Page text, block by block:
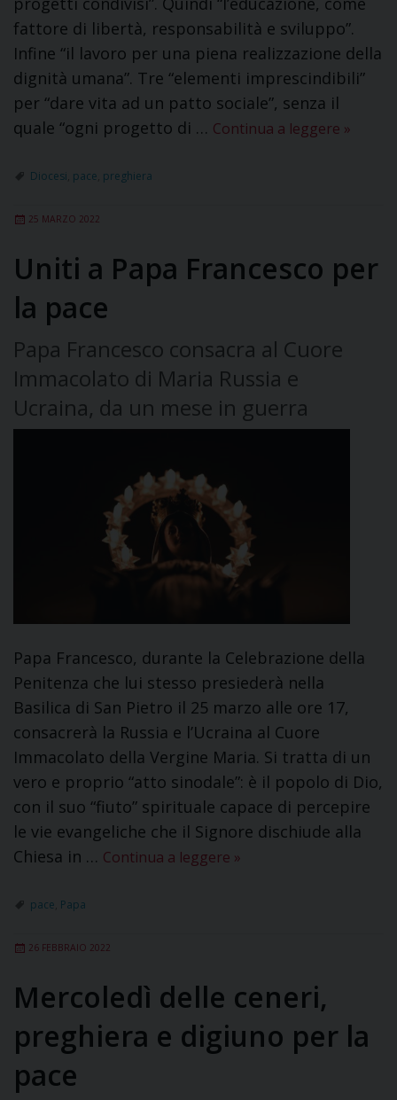
fattore di libertà, responsabilità e sviluppo”.
Infine “il lavoro per una piena realizzazione della
dignità umana”. Tre “elementi imprescindibili”
per “dare vita ad un patto sociale”, senza il
quale “ogni progetto di … Continua a leggere »
Diocesi pace preghiera
25 MARZO 2022
Uniti a Papa Francesco per
la pace
Papa Francesco consacra al Cuore
Immacolato di Maria Russia e
Ucraina, da un mese in guerra
Papa Francesco, durante la Celebrazione della
Penitenza che lui stesso presiederà nella
Basilica di San Pietro il 25 marzo alle ore 17,
consacrerà la Russia e l’Ucraina al Cuore
Immacolato della Vergine Maria. Si tratta di un
vero e proprio “atto sinodale”: è il popolo di Dio,
con il suo “fiuto” spirituale capace di percepire
le vie evangeliche che il Signore dischiude alla
Chiesa in … Continua a leggere »
pace Papa
26 FEBBRAIO 2022
Mercoledì delle ceneri,
preghiera e digiuno per la
pace